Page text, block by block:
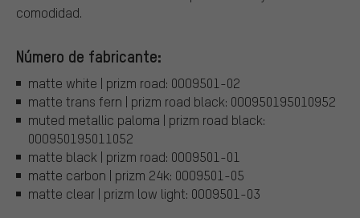
comodidad.
Número de fabricante:
matte white | prizm road: 0OO9501-02
matte trans fern | prizm road black: 0OO950195010952
muted metallic paloma | prizm road black:
0OO950195011052
matte black | prizm road: 0OO9501-01
matte carbon | prizm 24k: 0OO9501-05
matte clear | prizm low light: 0OO9501-03